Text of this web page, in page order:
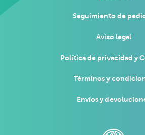
Seguimiento de
Aviso legal
Política de privacidad y
Términos y
Envíos y